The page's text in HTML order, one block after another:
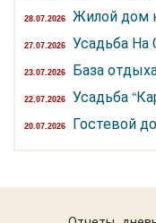
28.07.2026 Жилой дом
27.07.2026 Усадьба На
23.07.2026 База
22.07.2026 Усадьба
20.07.2026 Гостевой